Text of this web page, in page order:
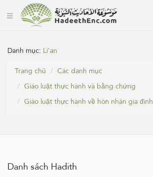
Danh mục: Li'an
Trang chủ
Các danh mục
Giáo luật thực hành và bằng chứng
Giáo luật thực hành về hôn nhân gia đình
Danh sách Hadith